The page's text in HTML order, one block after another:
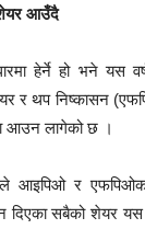
शेयर आउँदै
हेर्ने हो भने यस
र थप निष्कासन
आउन लागेको छ ।
र एफपिओका
सबैको शेयर यस